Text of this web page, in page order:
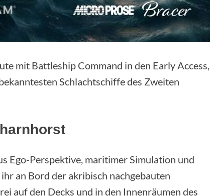
mit Battleship Command in den Early Access,
Schlachtschiffe des Zweiten
Ego-Perspektive, maritimer Simulation und
an Bord der akribisch nachgebauten
auf den Decks und in den Innenräumen des